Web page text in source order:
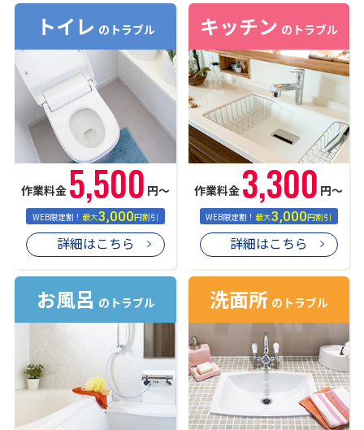
トイレ のトラブル
作業料金 5,500 円〜
WEB限定割！最大3,000円割引
詳細はこちら
キッチン のトラブル
作業料金 3,300 円〜
WEB限定割！最大3,000円割引
詳細はこちら
お風呂 のトラブル 洗面所 のトラブル